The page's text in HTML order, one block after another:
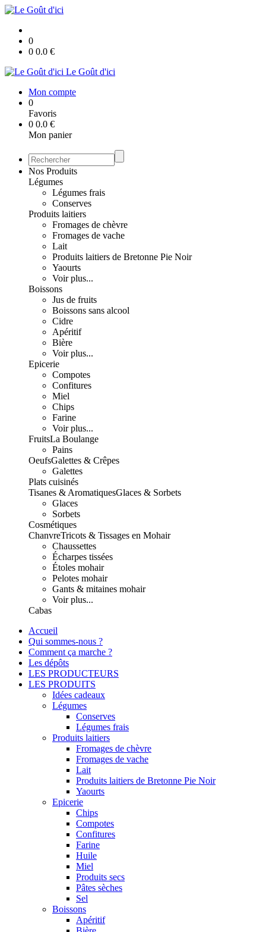
0
0 0.0 €
Le Goût d'ici
Mon compte
0
Favoris
0 0.0 €
Mon panier
Nos Produits
Légumes
Légumes frais
Conserves
Produits laitiers
Fromages de chèvre
Fromages de vache
Lait
Produits laitiers de Bretonne Pie Noir
Yaourts
Voir plus...
Boissons
Jus de fruits
Boissons sans alcool
Cidre
Apéritif
Bière
Voir plus...
Epicerie
Compotes
Confitures
Miel
Chips
Farine
Voir plus...
FruitsLa Boulange
Pains
OeufsGalettes & Crêpes
Galettes
Plats cuisinés
Tisanes & AromatiquesGlaces & Sorbets
Glaces
Sorbets
Cosmétiques
ChanvreTricots & Tissages en Mohair
Chaussettes
Écharpes tissées
Étoles mohair
Pelotes mohair
Gants & mitaines mohair
Voir plus...
Cabas
Accueil
Qui sommes-nous ?
Comment ça marche ?
Les dépôts
LES PRODUCTEURS
LES PRODUITS
Idées cadeaux
Légumes
Conserves
Légumes frais
Produits laitiers
Fromages de chèvre
Fromages de vache
Lait
Produits laitiers de Bretonne Pie Noir
Yaourts
Epicerie
Chips
Compotes
Confitures
Farine
Huile
Miel
Produits secs
Pâtes sèches
Sel
Boissons
Apéritif